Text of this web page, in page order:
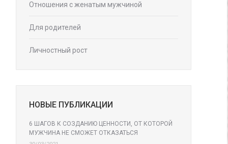
Отношения с женатым мужчиной
Для родителей
Личностный рост
НОВЫЕ ПУБЛИКАЦИИ
6 ШАГОВ К СОЗДАНИЮ ЦЕННОСТИ, ОТ КОТОРОЙ
МУЖЧИНА НЕ СМОЖЕТ ОТКАЗАТЬСЯ